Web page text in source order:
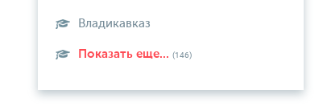
Владикавказ
Показать еще... (146)